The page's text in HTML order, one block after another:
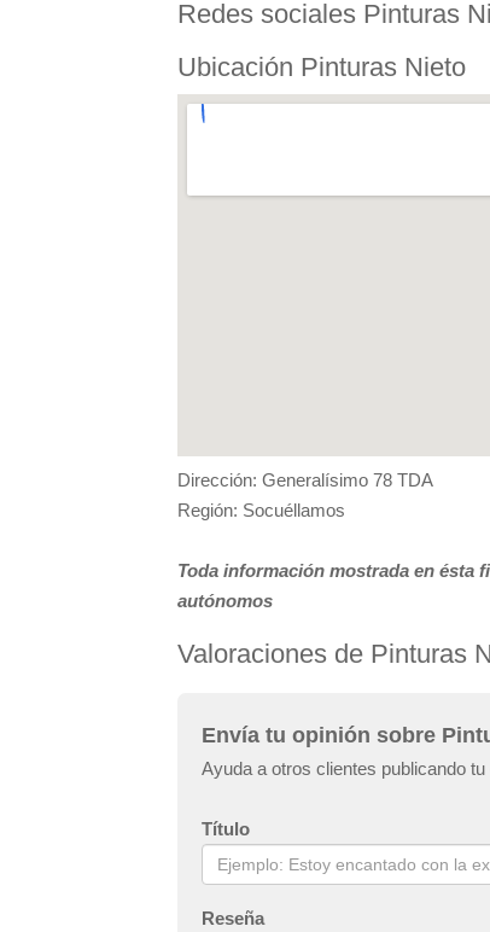
Redes sociales Pinturas
Ubicación Pinturas Nieto
Dirección: Generalísimo 78 TDA
Región: Socuéllamos
Toda información mostrada en ésta
autónomos
Valoraciones de Pinturas
Envía tu opinión sobre
Ayuda a otros clientes publicando
Título
Reseña